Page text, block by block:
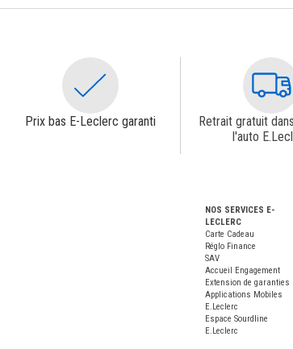
Prix bas E-Leclerc garanti
Retrait gratuit
l'auto
NOS SERVICES E-
LECLERC
Carte Cadeau
Réglo Finance
SAV
Accueil Engagement
Extension de garanties
Applications Mobiles
E.Leclerc
Espace Sourdline
E.Leclerc